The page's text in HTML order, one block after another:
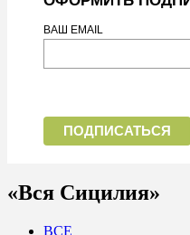
ВАШ EMAIL
«Вся Сицилия»
ВСЕ